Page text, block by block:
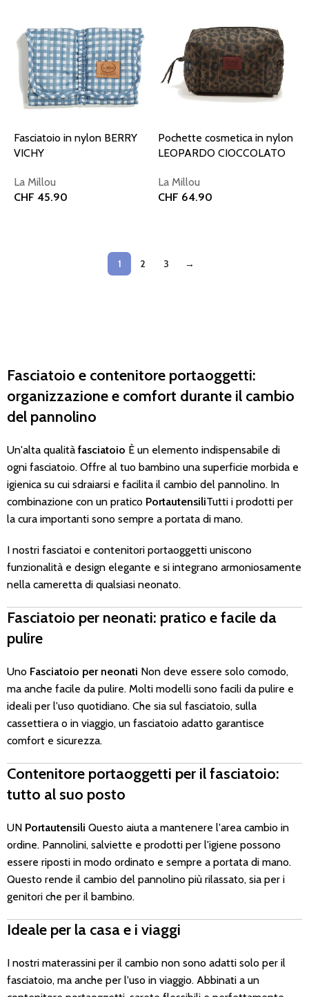
Fasciatoio in nylon BERRY
VICHY
La Millou
CHF 45.90
Pochette cosmetica in nylon
LEOPARDO CIOCCOLATO
La Millou
CHF 64.90
1 2 3 →
Fasciatoio e contenitore portaoggetti:
organizzazione e comfort durante il cambio
del pannolino
Un'alta qualitàfasciatoio È un elemento indispensabile di
ogni fasciatoio. Offre al tuo bambino una superficie morbida e
igienica su cui sdraiarsi e facilita il cambio del pannolino. In
combinazione con un pratico PortautensiliTutti i prodotti per
la cura importanti sono sempre a portata di mano.
I nostri fasciatoi e contenitori portaoggetti uniscono
funzionalità e design elegante e si integrano armoniosamente
nella cameretta di qualsiasi neonato.
Fasciatoio per neonati: pratico e facile da
pulire
Uno Fasciatoio per neonati Non deve essere solo comodo,
ma anche facile da pulire. Molti modelli sono facili da pulire e
ideali per l'uso quotidiano. Che sia sul fasciatoio, sulla
cassettiera o in viaggio, un fasciatoio adatto garantisce
comfort e sicurezza.
Contenitore portaoggetti per il fasciatoio:
tutto al suo posto
UN Portautensili Questo aiuta a mantenere l'area cambio in
ordine. Pannolini, salviette e prodotti per l'igiene possono
essere riposti in modo ordinato e sempre a portata di mano.
Questo rende il cambio del pannolino più rilassato, sia per i
genitori che per il bambino.
Ideale per la casa e i viaggi
I nostri materassini per il cambio non sono adatti solo per il
fasciatoio, ma anche per l'uso in viaggio. Abbinati a un